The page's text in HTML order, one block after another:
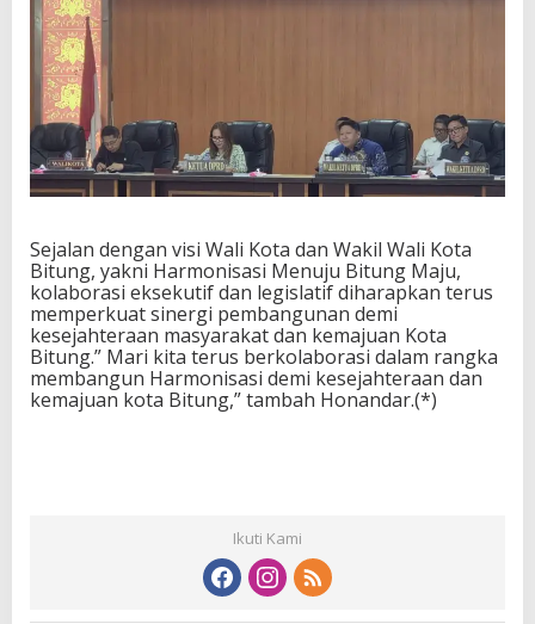
Sejalan dengan visi Wali Kota dan Wakil Wali Kota
Bitung, yakni Harmonisasi Menuju Bitung Maju,
kolaborasi eksekutif dan legislatif diharapkan terus
memperkuat sinergi pembangunan demi
kesejahteraan masyarakat dan kemajuan Kota
Bitung.” Mari kita terus berkolaborasi dalam rangka
membangun Harmonisasi demi kesejahteraan dan
kemajuan kota Bitung,” tambah Honandar.(*)
Ikuti Kami